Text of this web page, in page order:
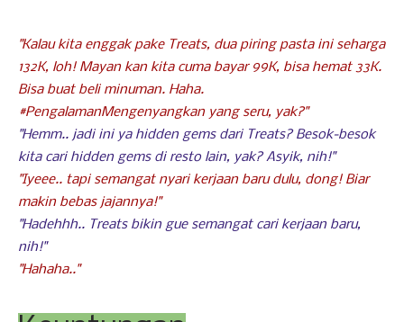
"Kalau kita enggak pake Treats, dua piring pasta ini seharga
132K, loh! Mayan kan kita cuma bayar 99K, bisa hemat 33K.
Bisa buat beli minuman. Haha.
#PengalamanMengenyangkan yang seru, yak?"
"Hemm.. jadi ini ya hidden gems dari Treats? Besok-besok
kita cari hidden gems di resto lain, yak? Asyik, nih!"
"Iyeee.. tapi semangat nyari kerjaan baru dulu, dong! Biar
makin bebas jajannya!"
"Hadehhh.. Treats bikin gue semangat cari kerjaan baru,
nih!"
"Hahaha.."